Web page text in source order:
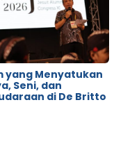
yang Menyatukan
Seni, dan
di De Britto